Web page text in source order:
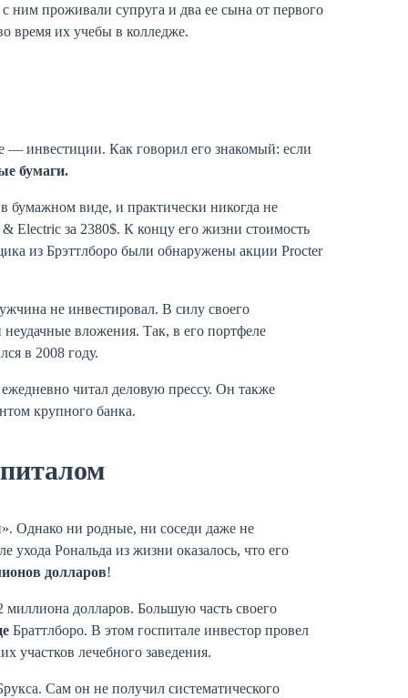
ним проживали супруга и два ее сына от первого
время их учебы в колледже.
— инвестиции. Как говорил его знакомый: если
бумаги.
бумажном виде, и практически никогда не
Electric за 2380$. К концу его жизни стоимость
из Брэттлборо были обнаружены акции Procter
не инвестировал. В силу своего
вложения. Так, в его портфеле
в 2008 году.
читал деловую прессу. Он также
крупного банка.
Однако ни родные, ни соседи даже не
ухода Рональда из жизни оказалось, что его
долларов!
долларов. Большую часть своего
Браттлборо. В этом госпитале инвестор провел
участков лечебного заведения.
Сам он не получил систематического